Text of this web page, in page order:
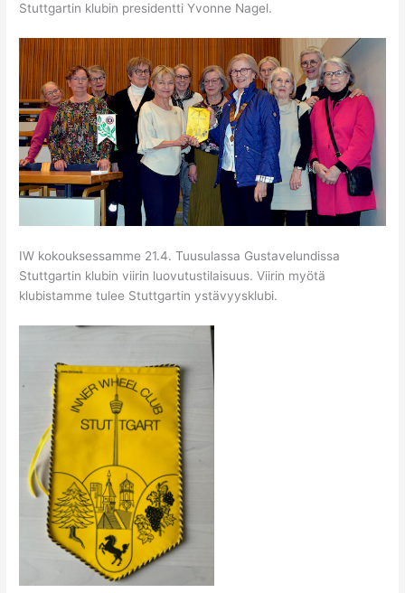
Stuttgartin klubin presidentti Yvonne Nagel.
IW kokouksessamme 21.4. Tuusulassa Gustavelundissa
Stuttgartin klubin viirin luovutustilaisuus. Viirin myötä
klubistamme tulee Stuttgartin ystävyysklubi.